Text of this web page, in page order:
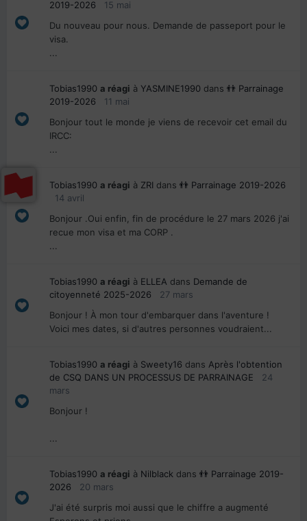
2019-2026
15 mai
Du nouveau pour nous. Demande de passeport pour le
visa.
...
Tobias1990 a réagi à YASMINE1990 dans 👬 Parrainage
2019-2026
11 mai
Bonjour tout le monde je viens de recevoir cet email du
IRCC:
...
Tobias1990 a réagi à ZRI dans 👬 Parrainage 2019-2026
14 avril
Bonjour .Oui enfin, fin de procédure le 27 mars 2026 j'ai
recue mon visa et ma CORP .
...
Tobias1990 a réagi à ELLEA dans Demande de
citoyenneté 2025-2026
27 mars
Bonjour ! À mon tour d'embarquer dans l'aventure !
Voici mes dates, si d'autres personnes voudraient...
Tobias1990 a réagi à Sweety16 dans Après l'obtention
de CSQ DANS UN PROCESSUS DE PARRAINAGE
24
mars
Bonjour !
...
Tobias1990 a réagi à Nilblack dans 👬 Parrainage 2019-
2026
20 mars
J'ai été surpris moi aussi que le chiffre a augmenté